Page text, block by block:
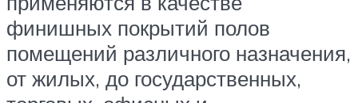
финишных покрытий полов
помещений различного назначения,
от жилых, до государственных,